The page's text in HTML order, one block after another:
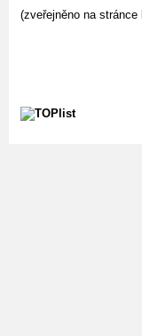
(zveřejněno na stránce